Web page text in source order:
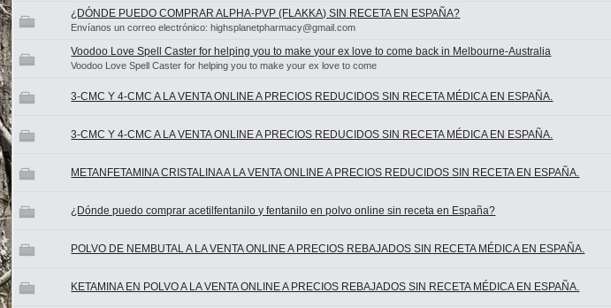
¿DÓNDE PUEDO COMPRAR ALPHA-PVP (FLAKKA) SIN RECETA EN ESPAÑA?
Envíanos un correo electrónico: highsplanetpharmacy@gmail.com
Voodoo Love Spell Caster for helping you to make your ex love to come back in Melbourne-Australia
Voodoo Love Spell Caster for helping you to make your ex love to come
3-CMC Y 4-CMC A LA VENTA ONLINE A PRECIOS REDUCIDOS SIN RECETA MÉDICA EN ESPAÑA.
3-CMC Y 4-CMC A LA VENTA ONLINE A PRECIOS REDUCIDOS SIN RECETA MÉDICA EN ESPAÑA.
METANFETAMINA CRISTALINA A LA VENTA ONLINE A PRECIOS REDUCIDOS SIN RECETA EN ESPAÑA.
¿Dónde puedo comprar acetilfentanilo y fentanilo en polvo online sin receta en España?
POLVO DE NEMBUTAL A LA VENTA ONLINE A PRECIOS REBAJADOS SIN RECETA MÉDICA EN ESPAÑA.
KETAMINA EN POLVO A LA VENTA ONLINE A PRECIOS REBAJADOS SIN RECETA MÉDICA EN ESPAÑA.